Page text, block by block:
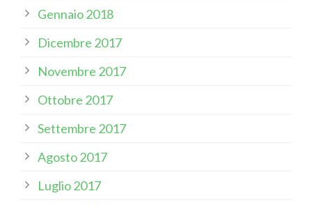
Gennaio 2018
Dicembre 2017
Novembre 2017
Ottobre 2017
Settembre 2017
Agosto 2017
Luglio 2017